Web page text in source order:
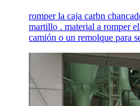
romper la caja carbn
martillo . material a romper
camión o un remolque para